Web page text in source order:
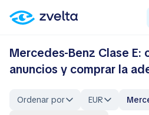
Mercedes-Benz Clase E:
anuncios y comprar la
Ordenar por EUR